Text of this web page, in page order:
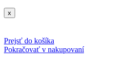
x
Prejsť do košíka
Pokračovať v nakupovaní